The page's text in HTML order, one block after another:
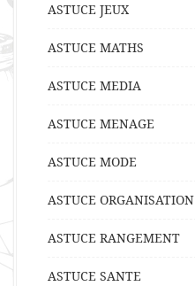
ASTUCE JEUX
ASTUCE MATHS
ASTUCE MEDIA
ASTUCE MENAGE
ASTUCE MODE
ASTUCE ORGANISATION
ASTUCE RANGEMENT
ASTUCE SANTE